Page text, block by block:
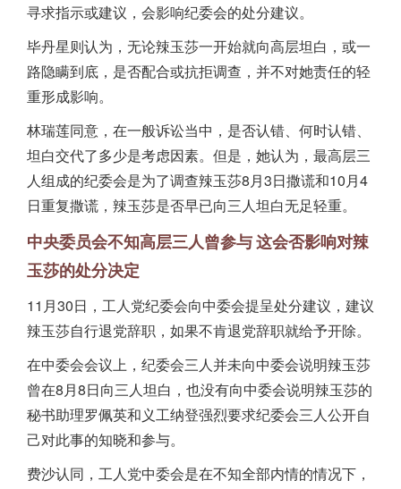
寻求指示或建议，会影响纪委会的处分建议。
毕丹星则认为，无论辣玉莎一开始就向高层坦白，或一
路隐瞒到底，是否配合或抗拒调查，并不对她责任的轻
重形成影响。
林瑞莲同意，在一般诉讼当中，是否认错、何时认错、
坦白交代了多少是考虑因素。但是，她认为，最高层三
人组成的纪委会是为了调查辣玉莎8月3日撒谎和10月4
日重复撒谎，辣玉莎是否早已向三人坦白无足轻重。
中央委员会不知高层三人曾参与这会否影响对辣
玉莎的处分决定
11月30日，工人党纪委会向中委会提呈处分建议，建议
辣玉莎自行退党辞职，如果不肯退党辞职就给予开除。
在中委会会议上，纪委会三人并未向中委会说明辣玉莎
曾在8月8日向三人坦白，也没有向中委会说明辣玉莎的
秘书助理罗佩英和义工纳登强烈要求纪委会三人公开自
己对此事的知晓和参与。
费沙认同，工人党中委会是在不知全部内情的情况下，